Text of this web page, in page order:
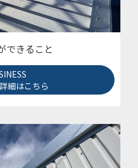
できること
細はこちら